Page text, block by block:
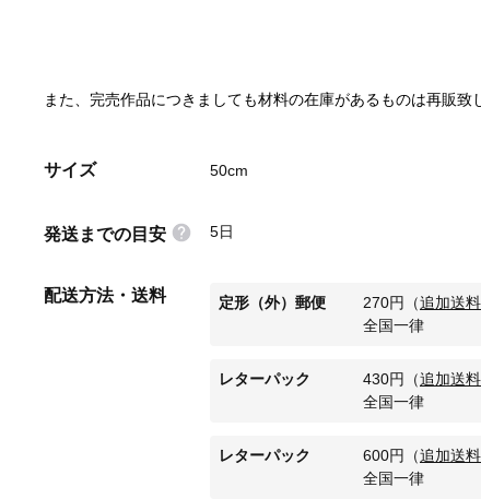
また、完売作品につきましても材料の在庫があるものは再販致
サイズ 50cm
発送までの目安 5日
配送方法・送料 定形（外）郵便 270円 （追加送料
全国一律
レターパック 430円 （追加送料
全国一律
レターパック 600円 （追加送料
全国一律